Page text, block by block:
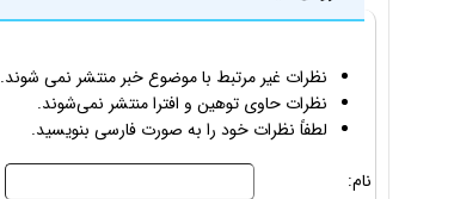
نظرات غیر مرتبط با موضوع خبر منتشر نمی شوند.
نظرات حاوی توهین و افترا منتشر نمی‌شوند.
لطفاً نظرات خود را به صورت فارسی بنویسید.
نام: